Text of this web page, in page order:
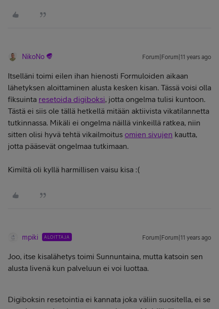
NikoNo Forum|Forum|11 years ago
Itselläni toimi eilen ihan hienosti Formuloiden aikaan
lähetyksen aloittaminen alusta kesken kisan. Tässä voisi olla
fiksuinta resetoida digiboksi, jotta ongelma tulisi kuntoon.
Tästä ei siis ole tällä hetkellä mitään aktiivista vikatilannetta
tutkinnassa. Mikäli ei ongelma näillä vinkeillä ratkea, niin
sitten olisi hyvä tehtä vikailmoitus omien sivujen kautta,
jotta pääsevät ongelmaa tutkimaan.
Kimiltä oli kyllä harmillisen vaisu kisa :(
mpiki ALOITTAJA Forum|Forum|11 years ago
Joo, itse kisalähetys toimi Sunnuntaina, mutta katsoin sen
alusta livenä kun palveluun ei voi luottaa.
Digiboksin resetointia ei kannata joka väliin suositella, ei se